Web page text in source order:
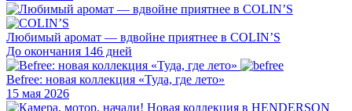
Любимый аромат — вдвойне приятнее в COLIN’S
До окончания 146 дней
Befree: новая коллекция «Туда, где лето»
15 мая 2026